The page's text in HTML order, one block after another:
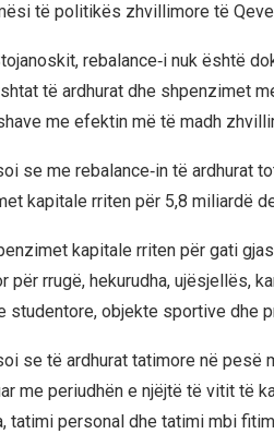
të politikës zhvillimore të
rebalance‑i nuk është
të ardhurat dhe shpenzimet
me efektin më të madh
se me rebalance‑in të ardhurat
kapitale rriten për 5,8 miliardë
kapitale rriten për gati
për rrugë, hekurudha, ujësjellës,
studentore, objekte sportive dhe
se të ardhurat tatimore në pesë
me periudhën e njëjtë të vitit të
tatimi personal dhe tatimi mbi